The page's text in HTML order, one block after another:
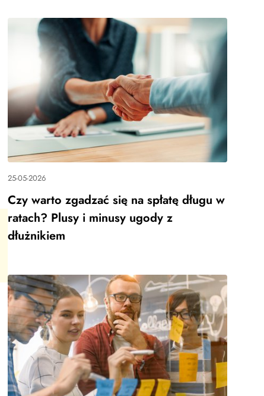
25-05-2026
Czy warto zgadzać się na spłatę długu w
ratach? Plusy i minusy ugody z
dłużnikiem